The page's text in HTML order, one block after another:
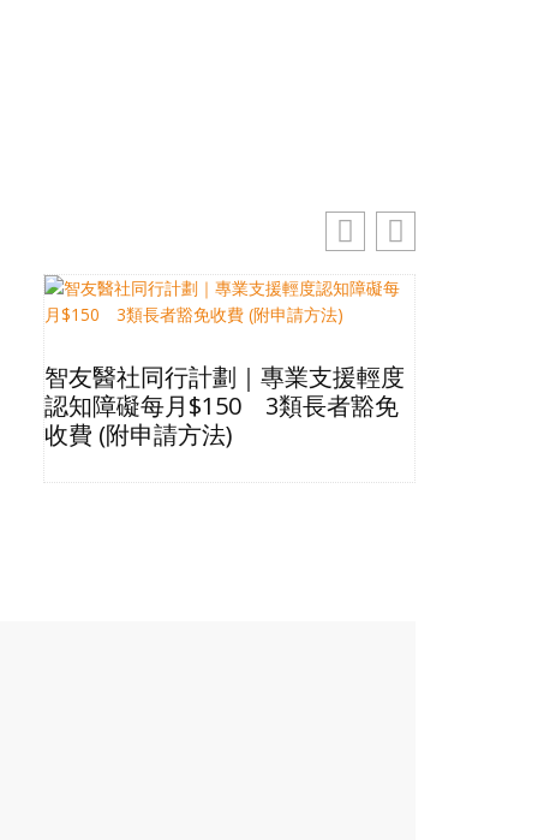
智友醫社同行計劃｜專業支援輕度
認知障礙每月$150 3類長者豁免
收費 (附申請方法)